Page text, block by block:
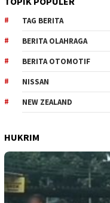
TAG BERITA
BERITA OLAHRAGA
BERITA OTOMOTIF
NISSAN
NEW ZEALAND
HUKRIM